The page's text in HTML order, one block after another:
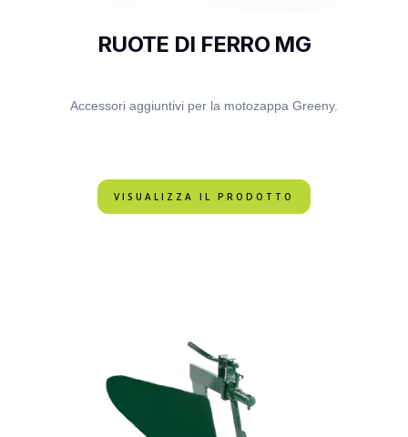
RUOTE DI FERRO MG
Accessori aggiuntivi per la motozappa Greeny.
VISUALIZZA IL PRODOTTO